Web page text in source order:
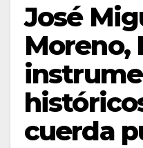
José
Moreno,
cuerda